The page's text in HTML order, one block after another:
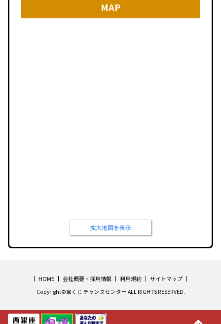
MAP
拡大地図を表示
HOME 会社概要・採用情報 利用規約 サイトマップ
Copyright©宝くじ チャンスセンター ALL RIGHTS RESERVED.